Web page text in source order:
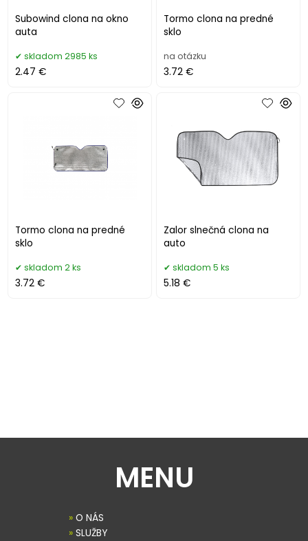
Subowind clona na okno
auta
skladom 2985 ks
2.47 €
Tormo clona na predné
sklo
na otázku
3.72 €
Tormo clona na predné
sklo
skladom 2 ks
3.72 €
Zalor slnečná clona na
auto
skladom 5 ks
5.18 €
MENU
» O NÁS
» SLUŽBY